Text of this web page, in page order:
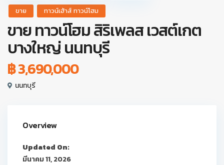
ขาย ทาวน์เฮ้าส์ ทาวน์โฮม
ขาย ทาวน์โฮม สิริเพลส เวสต์เกต
บางใหญ่ นนทบุรี
฿ 3,690,000
นนทบุรี
Overview
Updated On:
มีนาคม 11, 2026